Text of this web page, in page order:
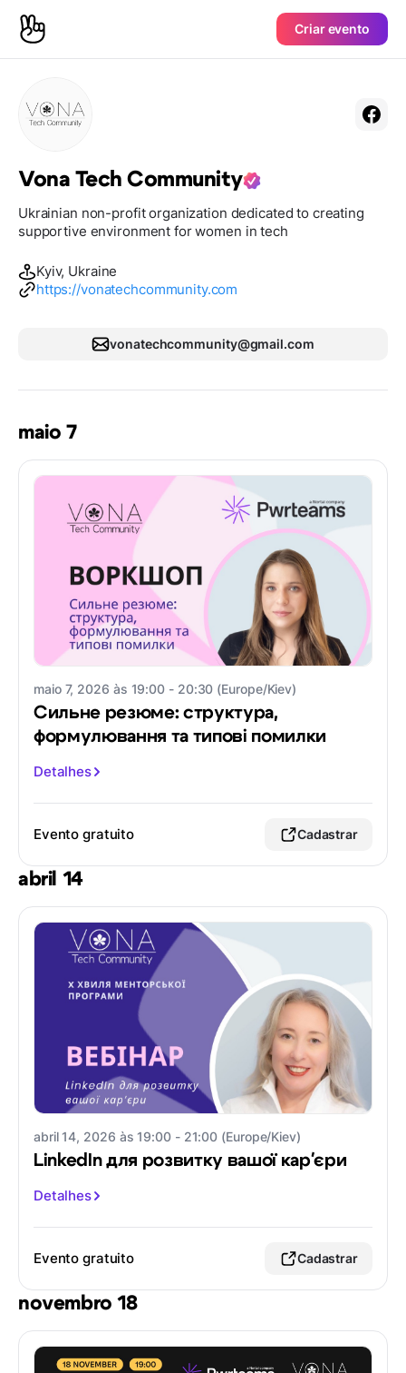
Criar evento
Vona Tech Community
Ukrainian non-profit organization dedicated to creating
supportive environment for women in tech
Kyiv, Ukraine
https://vonatechcommunity.com
vonatechcommunity@gmail.com
maio 7
maio 7, 2026 às 19:00 - 20:30 (Europe/Kiev)
Сильне резюме: структура,
формулювання та типові помилки
Detalhes
Evento gratuito Cadastrar
abril 14
abril 14, 2026 às 19:00 - 21:00 (Europe/Kiev)
LinkedIn для розвитку вашої карʼєри
Detalhes
Evento gratuito Cadastrar
novembro 18